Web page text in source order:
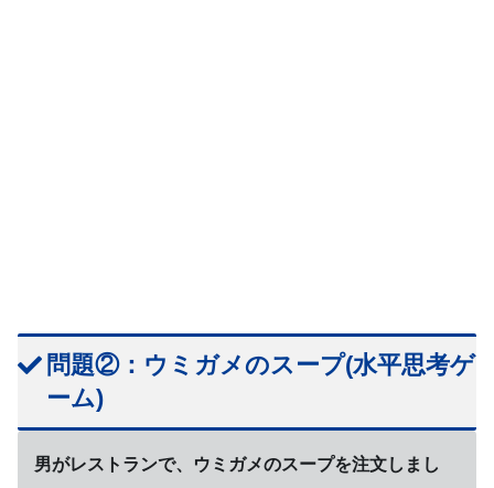
問題②：ウミガメのスープ(水平思考ゲ
ーム)
男がレストランで、ウミガメのスープを注文しまし